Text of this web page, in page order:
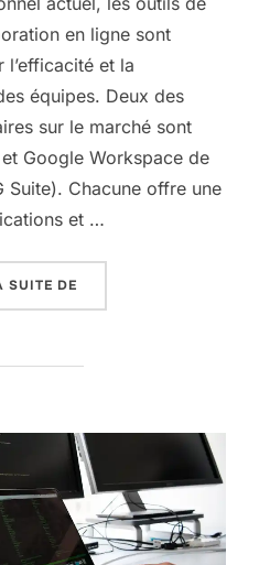
en ligne sont
l’efficacité et la
équipes. Deux des
sur le marché sont
Google Workspace de
Suite). Chacune offre une
et …
SUITE DE